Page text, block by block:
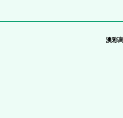
澳彩